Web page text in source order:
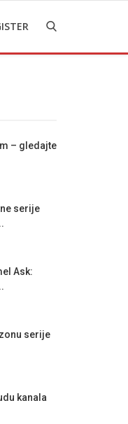
– gledajte
serije
Ask:
serije
kanala